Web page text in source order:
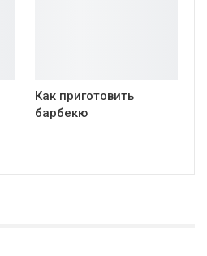
Как приготовить
барбекю